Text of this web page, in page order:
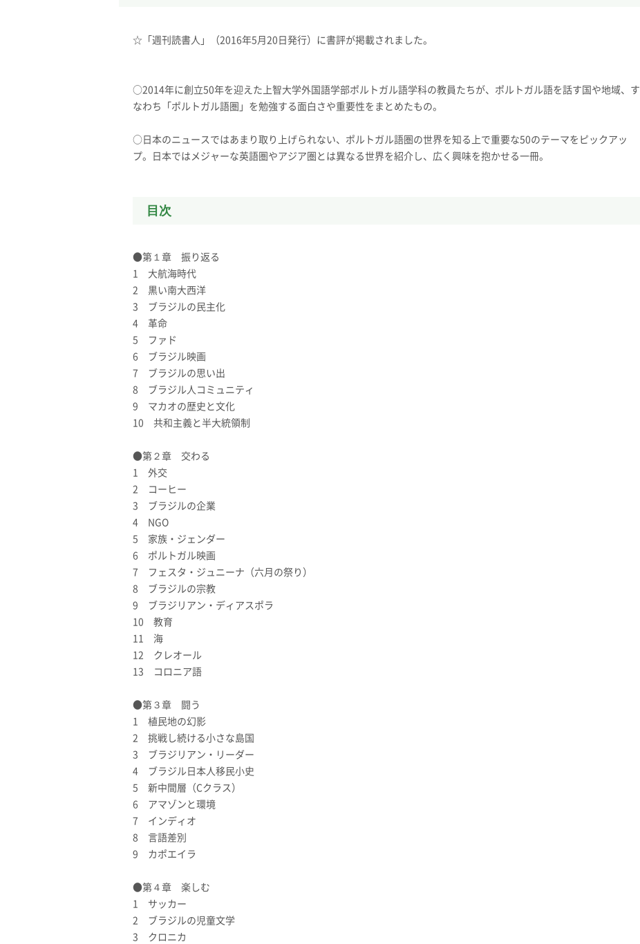
☆「週刊読書人」（2016年5月20日発行）に書評が掲載されました。
○2014年に創立50年を迎えた上智大学外国語学部ポルトガル語学科の教員たちが、ポルトガル語を話す国や地域、す
なわち「ポルトガル語圏」を勉強する面白さや重要性をまとめたもの。
○日本のニュースではあまり取り上げられない、ポルトガル語圏の世界を知る上で重要な50のテーマをピックアッ
プ。日本ではメジャーな英語圏やアジア圏とは異なる世界を紹介し、広く興味を抱かせる一冊。
目次
●第１章 振り返る
1 大航海時代
2 黒い南大西洋
3 ブラジルの民主化
4 革命
5 ファド
6 ブラジル映画
7 ブラジルの思い出
8 ブラジル人コミュニティ
9 マカオの歴史と文化
10 共和主義と半大統領制
●第２章 交わる
1 外交
2 コーヒー
3 ブラジルの企業
4 NGO
5 家族・ジェンダー
6 ポルトガル映画
7 フェスタ・ジュニーナ（六月の祭り）
8 ブラジルの宗教
9 ブラジリアン・ディアスポラ
10 教育
11 海
12 クレオール
13 コロニア語
●第３章 闘う
1 植民地の幻影
2 挑戦し続ける小さな島国
3 ブラジリアン・リーダー
4 ブラジル日本人移民小史
5 新中間層（Cクラス）
6 アマゾンと環境
7 インディオ
8 言語差別
9 カポエイラ
●第４章 楽しむ
1 サッカー
2 ブラジルの児童文学
3 クロニカ